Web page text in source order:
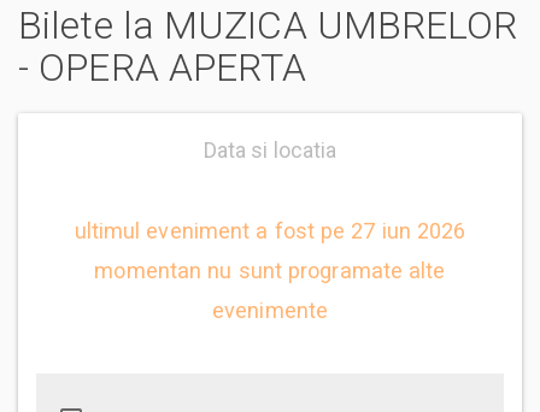
Bilete la MUZICA UMBRELOR
- OPERA APERTA
Data si locatia
ultimul eveniment a fost pe 27 iun 2026
momentan nu sunt programate alte
evenimente